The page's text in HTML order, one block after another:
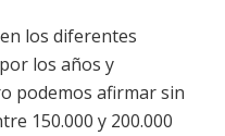
los diferentes
los años y
podemos afirmar sin
150.000 y 200.000